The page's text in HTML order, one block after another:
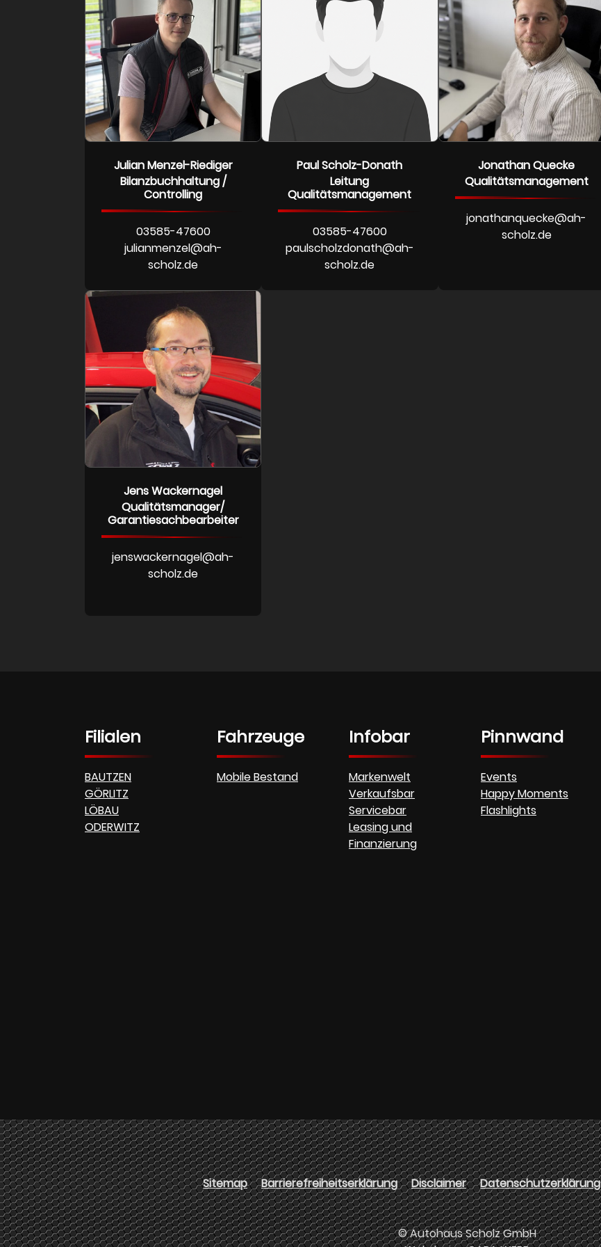
Julian Menzel-Riediger
Bilanzbuchhaltung /
Controlling
03585-47600
julianmenzel@ah-
scholz.de
Paul Scholz-Donath
Leitung
Qualitätsmanagement
03585-47600
paulscholzdonath@ah-
scholz.de
Jonathan Quecke
Qualitätsmanagement
jonathanquecke@ah-
scholz.de
Jens Wackernagel
Qualitätsmanager/
Garantiesachbearbeiter
jenswackernagel@ah-
scholz.de
Filialen
BAUTZEN
GÖRLITZ
LÖBAU
ODERWITZ
Fahrzeuge
Mobile Bestand
Infobar
Markenwelt
Verkaufsbar
Servicebar
Leasing und
Finanzierung
Pinnwand
Events
Happy Moments
Flashlights
Sitemap Barrierefreiheitserklärung Disclaimer Datenschutzerklärung
© Autohaus Scholz GmbH